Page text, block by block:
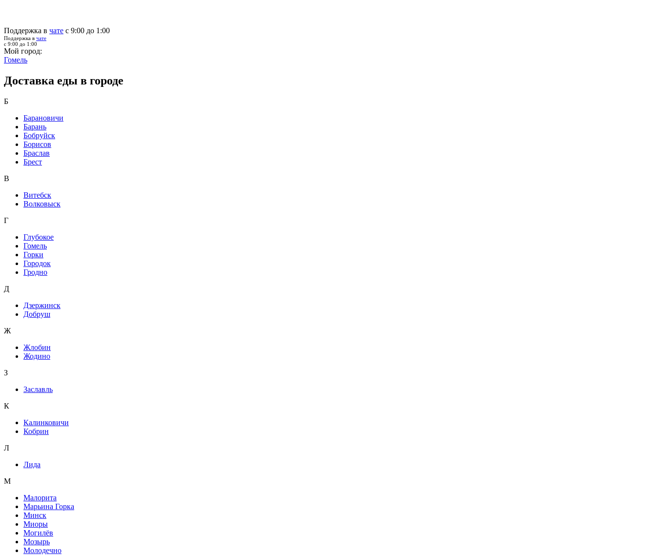
Поддержка в чате с 9:00 до 1:00
Поддержка в чате
с 9:00 до 1:00
Мой город:
Гомель
Доставка еды в городе
Б
Барановичи
Барань
Бобруйск
Борисов
Браслав
Брест
В
Витебск
Волковыск
Г
Глубокое
Гомель
Горки
Городок
Гродно
Д
Дзержинск
Добруш
Ж
Жлобин
Жодино
З
Заславль
К
Калинковичи
Кобрин
Л
Лида
М
Малорита
Марьина Горка
Минск
Миоры
Могилёв
Мозырь
Молодечно